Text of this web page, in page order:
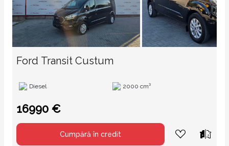
Ford Transit Custum
Diesel 2000 cm³
16990 €
Cumpără în credit